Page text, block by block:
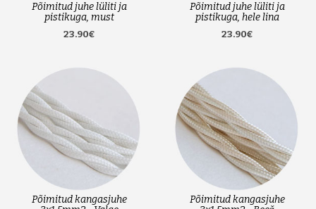
Põimitud juhe lüliti ja
pistikuga, must
23.90€
Põimitud juhe lüliti ja
pistikuga, hele lina
23.90€
Põimitud kangasjuhe
Põimitud kangasjuhe